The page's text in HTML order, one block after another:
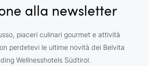
alla newsletter
piaceri culinari gourmet e attività
perdetevi le ultime novità dei Belvita
Wellnesshotels Südtirol.